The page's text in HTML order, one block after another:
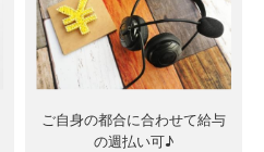
ご自身の都合に合わせて給与
の週払い可♪